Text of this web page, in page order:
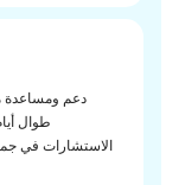
دعم ومساعدة
طوال
الاستشارات في